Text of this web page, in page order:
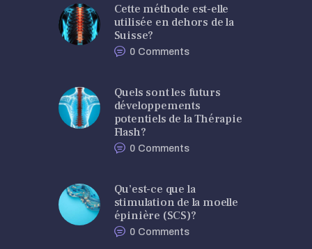
Cette méthode est-elle
utilisée en dehors de la
Suisse?
0 Comments
Quels sont les futurs
développements
potentiels de la Thérapie
Flash?
0 Comments
Qu’est-ce que la
stimulation de la moelle
épinière (SCS)?
0 Comments